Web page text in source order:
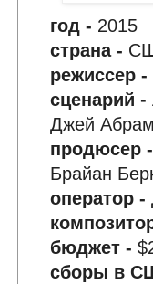
год - 2015
страна -
режиссер -
сценарий -
Джей
продюсер
Брайан
оператор -
бюджет -
сборы в